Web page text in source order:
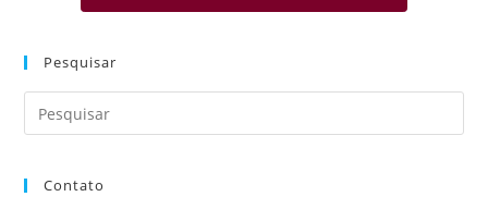
Pesquisar
Contato